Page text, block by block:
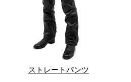
ストレートパンツ